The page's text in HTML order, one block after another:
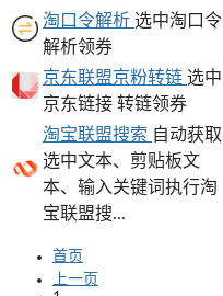
淘口令解析 选中淘口令
解析领券
京东联盟京粉转链 选中
京东链接 转链领券
淘宝联盟搜索 自动获取
选中文本、剪贴板文
本、输入关键词执行淘
宝联盟搜...
首页
上一页